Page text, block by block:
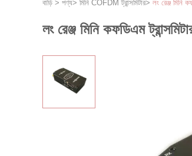
বাড়ি > পণ্য> মিনি COFDM ট্রান্সমিটার> লং রেঞ্জ মিনি
লং রেঞ্জ মিনি কফডিএম